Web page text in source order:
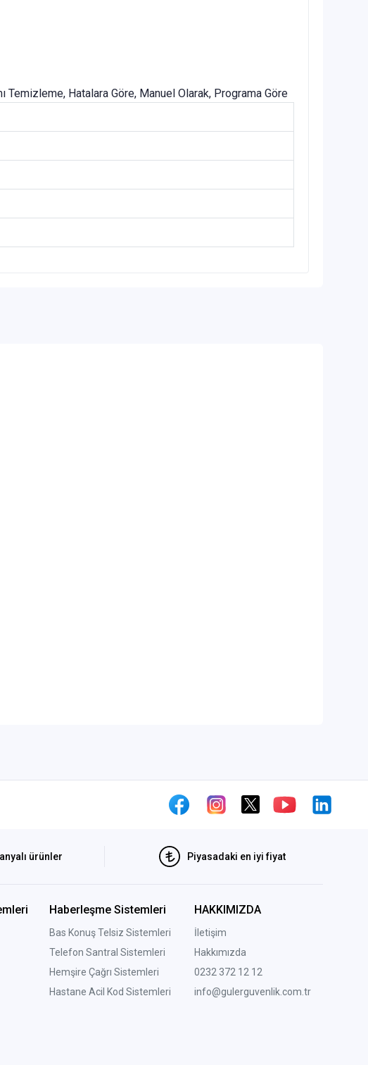
Temizleme, Hatalara Göre, Manuel Olarak, Programa Göre
ürünler Piyasadaki en iyi fiyat
Haberleşme Sistemleri
Bas Konuş Telsiz Sistemleri
Telefon Santral Sistemleri
Hemşire Çağrı Sistemleri
Hastane Acil Kod Sistemleri
HAKKIMIZDA
İletişim
Hakkımızda
0232 372 12 12
info@gulerguvenlik.com.tr